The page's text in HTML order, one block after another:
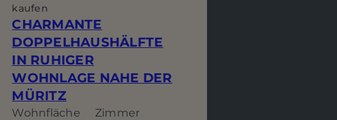
kaufen
CHARMANTE
DOPPELHAUSHÄLFTE
IN RUHIGER
WOHNLAGE NAHE DER
MÜRITZ
Wohnfläche Zimmer